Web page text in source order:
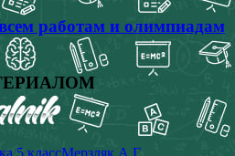
работам и олимпиадам